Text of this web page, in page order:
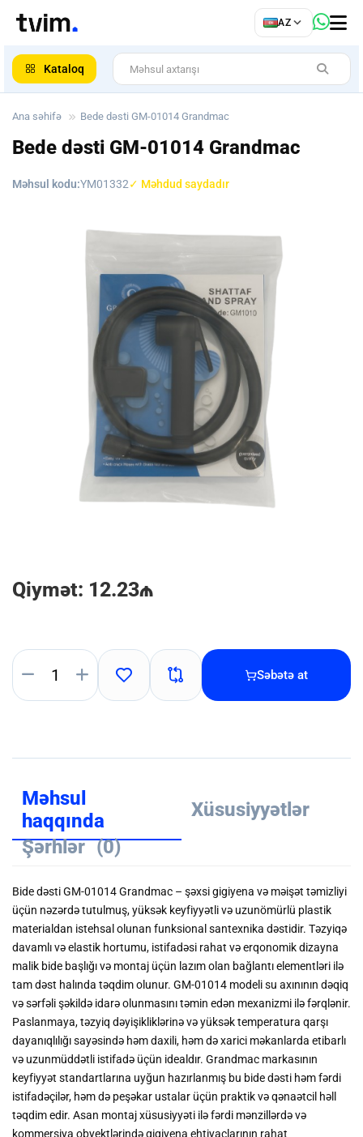
AZ
Kataloq
Ana səhifə Bede dəsti GM-01014 Grandmac
Bede dəsti GM-01014 Grandmac
Məhsul kodu:YM01332✓ Məhdud saydadır
Qiymət: 12.23₼
Səbətə at
Məhsul
haqqında
Xüsusiyyətlər
Şərhlər (0)
Bide dəsti GM-01014 Grandmac – şəxsi gigiyena və məişət təmizliyi
üçün nəzərdə tutulmuş, yüksək keyfiyyətli və uzunömürlü plastik
materialdan istehsal olunan funksional santexnika dəstidir. Təzyiqə
davamlı və elastik hortumu, istifadəsi rahat və erqonomik dizayna
malik bide başlığı və montaj üçün lazım olan bağlantı elementləri ilə
tam dəst halında təqdim olunur. GM-01014 modeli su axınının dəqiq
və sərfəli şəkildə idarə olunmasını təmin edən mexanizmi ilə fərqlənir.
Paslanmaya, təzyiq dəyişikliklərinə və yüksək temperatura qarşı
dayanıqlılığı sayəsində həm daxili, həm də xarici məkanlarda etibarlı
və uzunmüddətli istifadə üçün idealdır. Grandmac markasının
keyfiyyət standartlarına uyğun hazırlanmış bu bide dəsti həm fərdi
istifadəçilər, həm də peşəkar ustalar üçün praktik və qənaətcil həll
təqdim edir. Asan montaj xüsusiyyəti ilə fərdi mənzillərdə və
kommersiya obyektlərində gigiyena ehtiyaclarının rahat